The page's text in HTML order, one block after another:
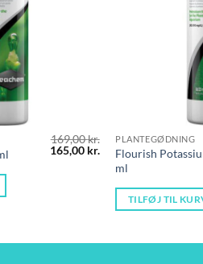
169,00kr.
Den
oprindelige
165,00 kr. Den
aktuelle
pris
165,00 kr..
PLANTEGØDNING
Flourish
ml
TILFØJ TIL